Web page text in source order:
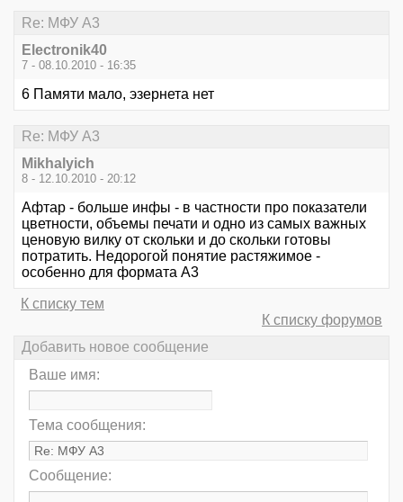
Re: МФУ А3
Electronik40
7 - 08.10.2010 - 16:35
6 Памяти мало, эзернета нет
Re: МФУ А3
Mikhalyich
8 - 12.10.2010 - 20:12
Афтар - больше инфы - в частности про показатели
цветности, объемы печати и одно из самых важных
ценовую вилку от скольки и до скольки готовы
потратить. Недорогой понятие растяжимое -
особенно для формата А3
К списку тем
К списку форумов
Добавить новое сообщение
Ваше имя:
Тема сообщения:
Сообщение: